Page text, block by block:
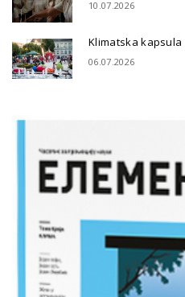
10.07.2026
Klimatska kapsula
06.07.2026